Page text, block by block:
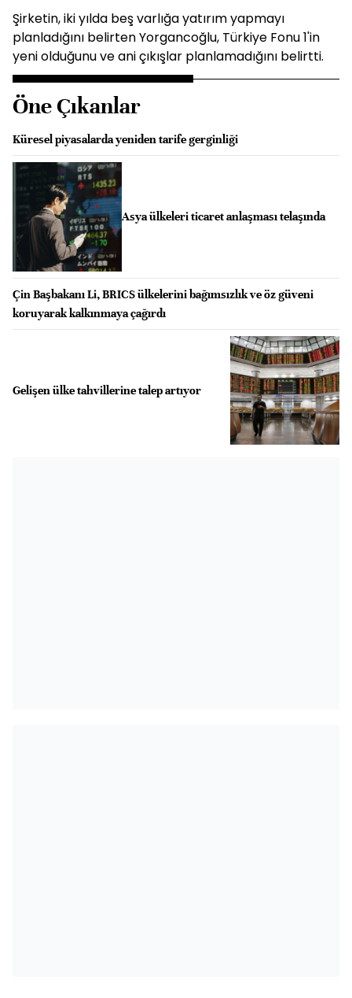
Şirketin, iki yılda beş varlığa yatırım yapmayı
planladığını belirten Yorgancoğlu, Türkiye Fonu 1'in
yeni olduğunu ve ani çıkışlar planlamadığını belirtti.
Öne Çıkanlar
Küresel piyasalarda yeniden tarife gerginliği
Asya ülkeleri ticaret anlaşması telaşında
Çin Başbakanı Li, BRICS ülkelerini bağımsızlık ve öz güveni
koruyarak kalkınmaya çağırdı
Gelişen ülke tahvillerine talep artıyor